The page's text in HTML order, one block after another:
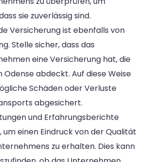
sie zuverlässig sind.
Versicherung ist ebenfalls von
Stelle sicher, dass das
eine Versicherung hat, die
Odense abdeckt. Auf diese Weise
Schäden oder Verluste
abgesichert.
und Erfahrungsberichte
um einen Eindruck von der Qualität
zu erhalten. Dies kann